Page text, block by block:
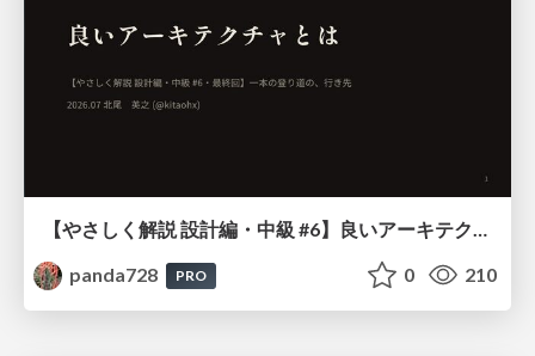
【やさしく解説 設計編・中級 #6】良いアーキテクチャとは ～ 一本の登り道の、行き先 ～
panda728
PRO 0 210